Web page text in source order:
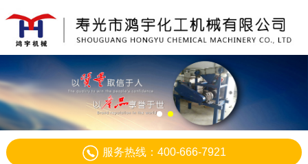
服务热线：400-666-7921